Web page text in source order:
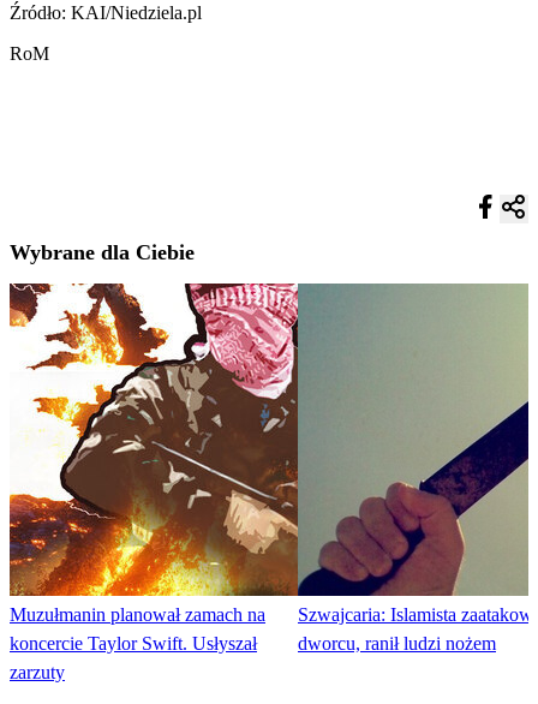
Źródło: KAI/Niedziela.pl
RoM
Wybrane dla Ciebie
Muzułmanin planował zamach na
koncercie Taylor Swift. Usłyszał
zarzuty
Szwajcaria: Islamista
dworcu, ranił ludzi nożem